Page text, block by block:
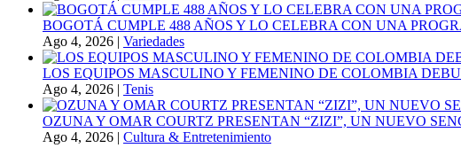
BOGOTÁ CUMPLE 488 AÑOS Y LO CELEBRA CON UNA
Ago 4, 2026 | Variedades
LOS EQUIPOS MASCULINO Y FEMENINO DE COLOMBIA
Ago 4, 2026 | Tenis
OZUNA Y OMAR COURTZ PRESENTAN “ZIZI”, UN NUEVO
Ago 4, 2026 | Cultura & Entretenimiento